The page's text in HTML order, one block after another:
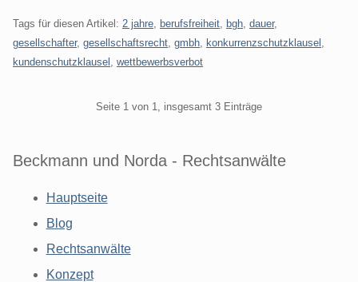
Tags für diesen Artikel: 2 jahre berufsfreiheit bgh dauer,
gesellschafter, gesellschaftsrecht gmbh konkurrenzschutzklausel
kundenschutzklausel
wettbewerbsverbot
Seite 1 von 1, insgesamt 3 Einträge
Beckmann und Norda - Rechtsanwälte
Hauptseite
Blog
Rechtsanwälte
Konzept